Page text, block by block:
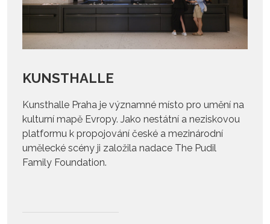
KUNSTHALLE
Kunsthalle Praha je významné místo pro umění na
kulturní mapě Evropy. Jako nestátní a neziskovou
platformu k propojování české a mezinárodní
umělecké scény ji založila nadace The Pudil
Family Foundation.